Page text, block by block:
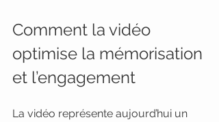
Comment la vidéo
optimise la mémorisation
et l’engagement
La vidéo représente aujourd’hui un